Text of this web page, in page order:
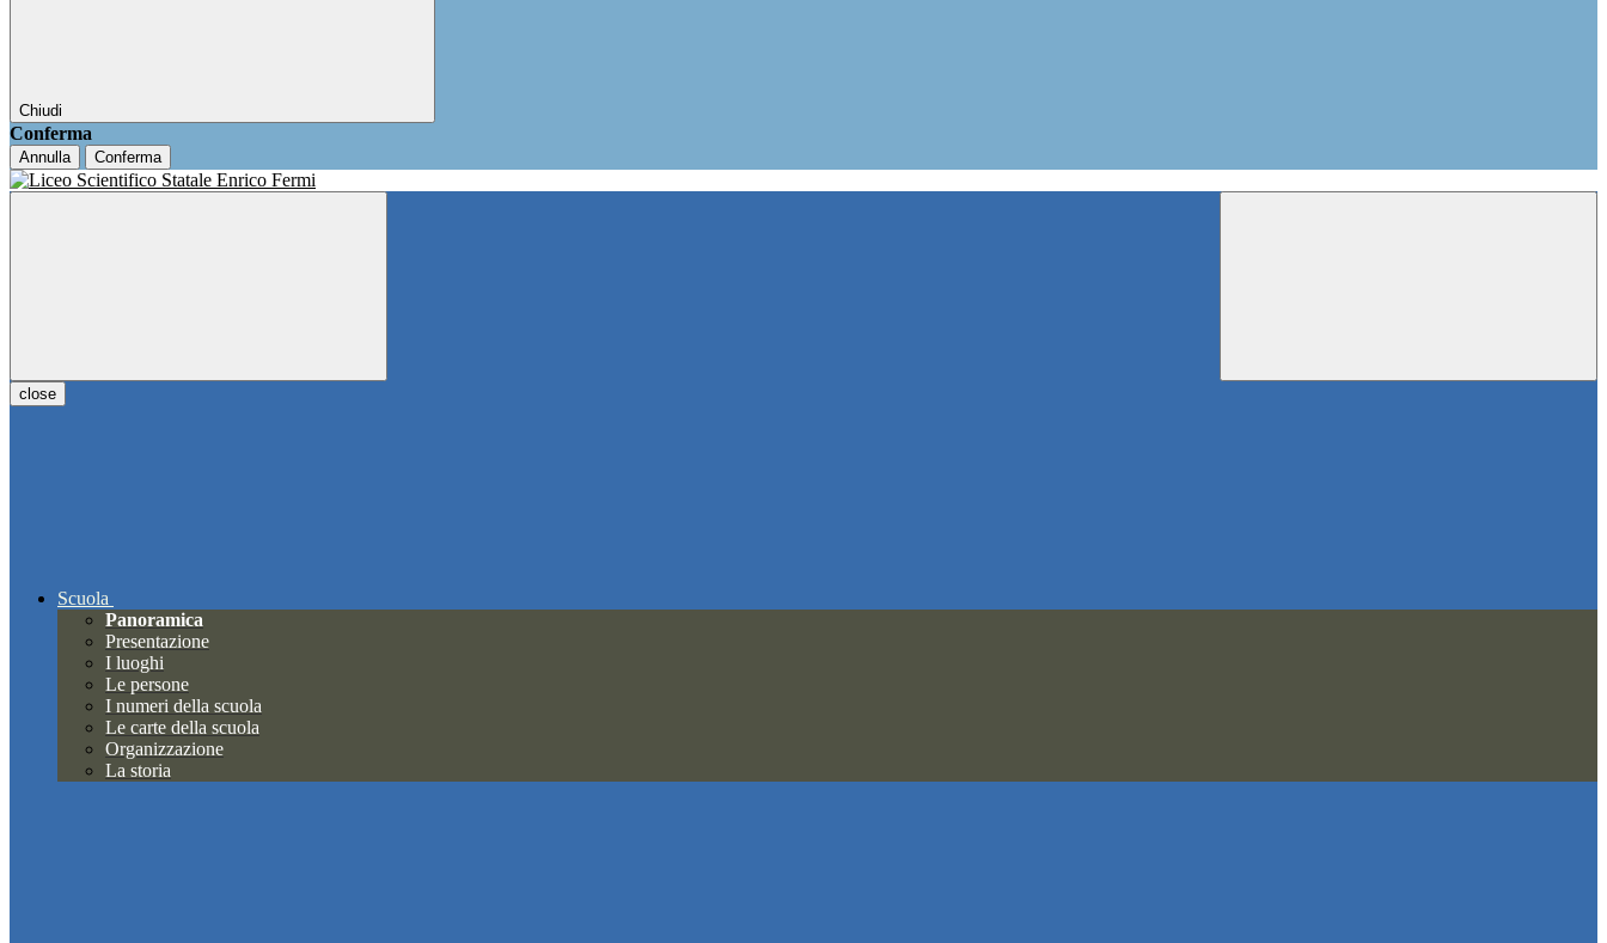
Chiudi
Conferma
Annulla Conferma
close
Scuola
Panoramica
Presentazione
I luoghi
Le persone
I numeri della scuola
Le carte della scuola
Organizzazione
La storia